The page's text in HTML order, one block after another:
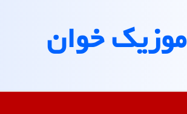
موزیك خوان